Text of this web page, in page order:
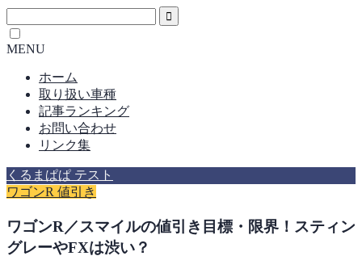
MENU
ホーム
取り扱い車種
記事ランキング
お問い合わせ
リンク集
くるまぱぱ テスト
ワゴンR 値引き
ワゴンR／スマイルの値引き目標・限界！スティン
グレーやFXは渋い？